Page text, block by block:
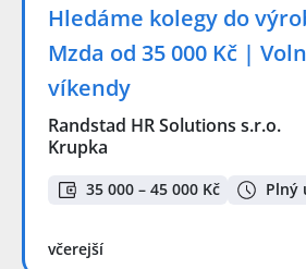
Hledáme kolegy do
Mzda od 35 000 Kč |
víkendy
Randstad HR Solutions s.r.o.
Krupka
35 000 – 45 000 Kč Plný
včerejší